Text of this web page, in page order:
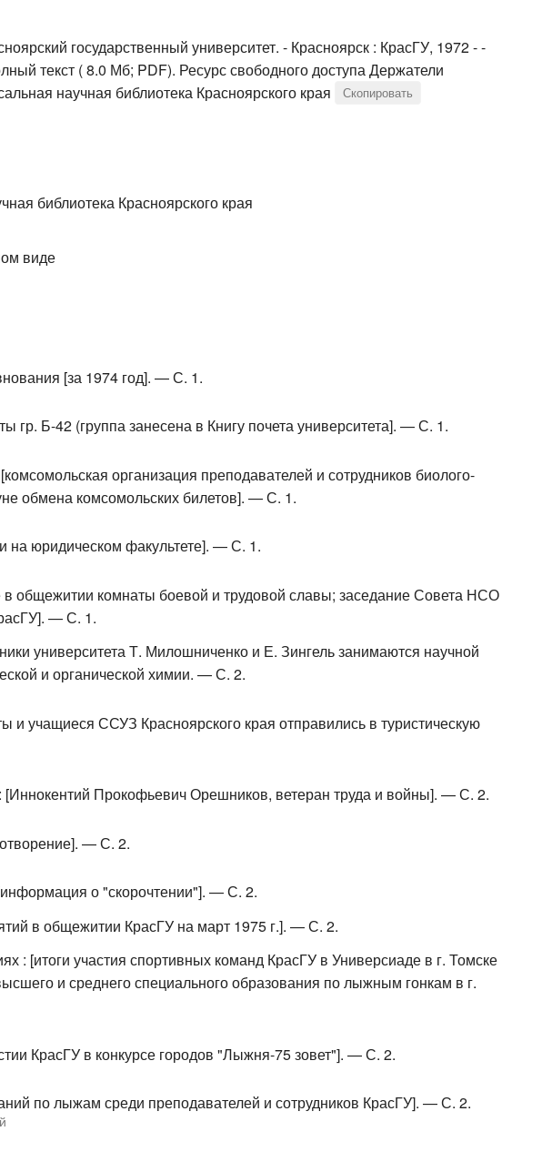
государственный университет. - Красноярск : КрасГУ, 1972 - -
текст ( 8.0 Мб; PDF). Ресурс свободного доступа Держатели
научная библиотека Красноярского края
Скопировать
библиотека Красноярского края
виде
[за 1974 год]. — С. 1.
гр. Б-42 (группа занесена в Книгу почета университета]. — С. 1.
организация преподавателей и сотрудников биолого-
обмена комсомольских билетов]. — С. 1.
на юридическом факультете]. — С. 1.
общежитии комнаты боевой и трудовой славы; заседание Совета НСО
— С. 1.
университета Т. Милошниченко и Е. Зингель занимаются научной
и органической химии. — С. 2.
и учащиеся ССУЗ Красноярского края отправились в туристическую
Прокофьевич Орешников, ветеран труда и войны]. — С. 2.
— С. 2.
о "скорочтении"]. — С. 2.
в общежитии КрасГУ на март 1975 г.]. — С. 2.
: [итоги участия спортивных команд КрасГУ в Универсиаде в г. Томске
и среднего специального образования по лыжным гонкам в г.
КрасГУ в конкурсе городов "Лыжня-75 зовет"]. — С. 2.
по лыжам среди преподавателей и сотрудников КрасГУ]. — С. 2.